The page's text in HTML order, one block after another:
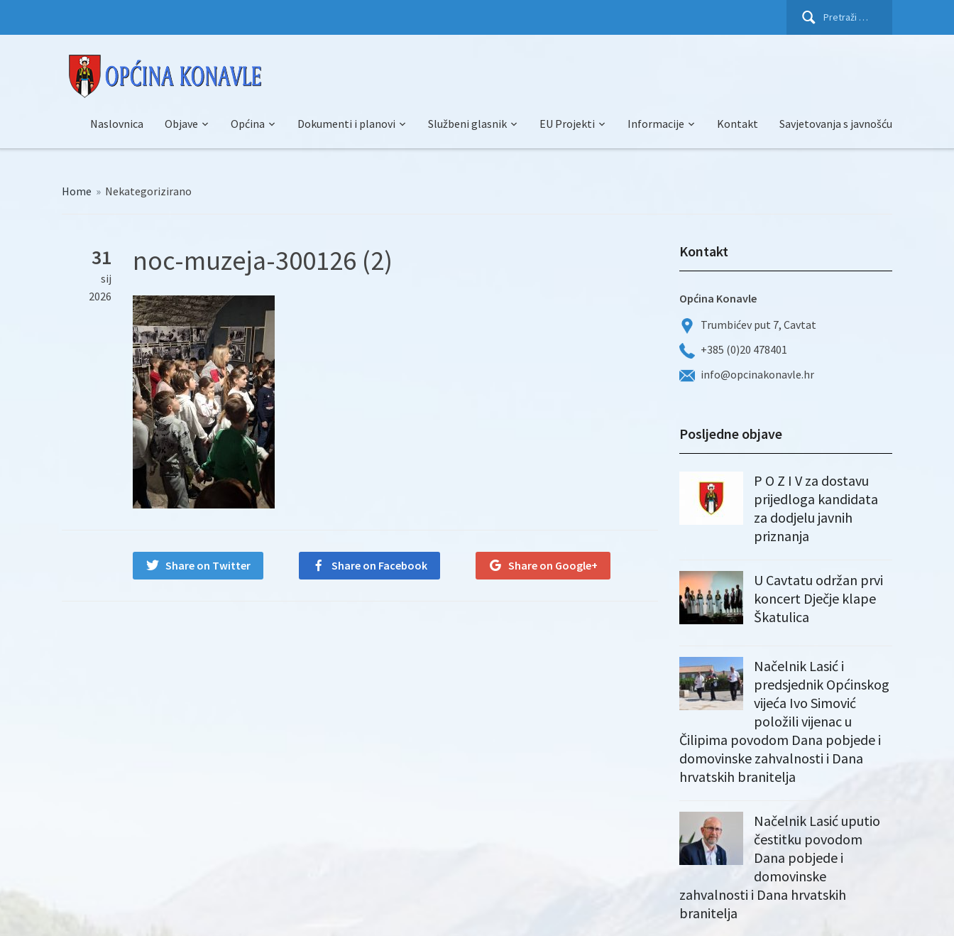
Pretraži:
Naslovnica Objave Općina Dokumenti i planovi Službeni glasnik EU Projekti Informacije Kontakt Savjetovanja s javnošću
Home » Nekategorizirano
31
sij
2026
noc-muzeja-300126 (2)
Share on Twitter Share on Facebook Share on Google+
Kontakt
Općina Konavle
Trumbićev put 7, Cavtat
+385 (0)20 478401
info@opcinakonavle.hr
Posljedne objave
P O Z I V za dostavu
prijedloga kandidata
za dodjelu javnih
priznanja
U Cavtatu održan prvi
koncert Dječje klape
Škatulica
Načelnik Lasić i
predsjednik Općinskog
vijeća Ivo Simović
položili vijenac u
Čilipima povodom Dana pobjede i
domovinske zahvalnosti i Dana
hrvatskih branitelja
Načelnik Lasić uputio
čestitku povodom
Dana pobjede i
domovinske
zahvalnosti i Dana hrvatskih
branitelja